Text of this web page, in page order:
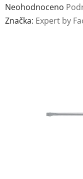
Průměrné
hodnocení
Neohodnoceno
Značka: Expert by